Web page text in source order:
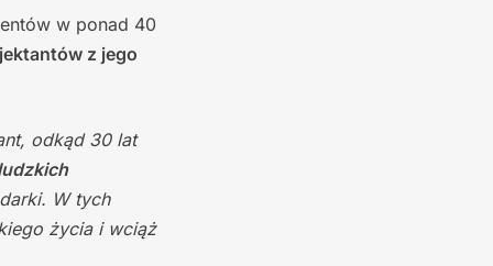
w ponad 40
z jego
odkąd 30 lat
W tych
życia i wciąż